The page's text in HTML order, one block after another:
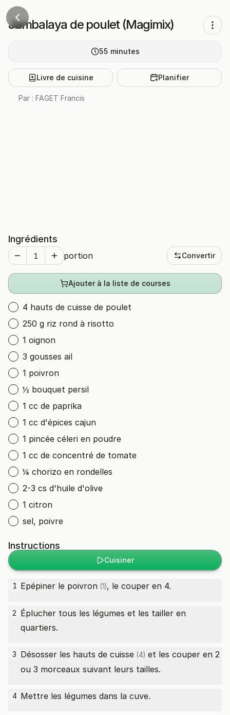
Jambalaya de poulet (Magimix)
55 minutes
Livre de cuisine Planifier
Par : FAGET Francis
Ingrédients
portion Convertir
Ajouter à la liste de courses
4 hauts de cuisse de poulet
250 g riz rond à risotto
1 oignon
3 gousses ail
1 poivron
½ bouquet persil
1 cc de paprika
1 cc d'épices cajun
1 pincée céleri en poudre
1 cc de concentré de tomate
¼ chorizo en rondelles
2-3 cs d'huile d'olive
1 citron
sel, poivre
Instructions
Cuisiner
1 Epépiner le poivron (1), le couper en 4.
2 Éplucher tous les légumes et les tailler en
quartiers.
3 Désosser les hauts de cuisse (4) et les couper en 2
ou 3 morceaux suivant leurs tailles.
4 Mettre les légumes dans la cuve.